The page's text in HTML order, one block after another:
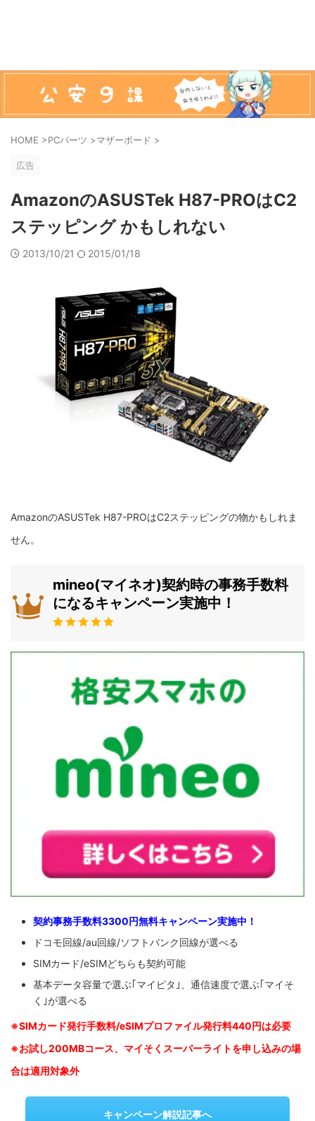
HOME >PCパーツ >マザーボード >
広告
AmazonのASUSTek H87-PROはC2
ステッピング かもしれない
2013/10/21 2015/01/18
AmazonのASUSTek H87-PROはC2ステッピングの物かもしれま
せん。
mineo(マイネオ)契約時の事務手数料
になるキャンペーン実施中！
契約事務手数料3300円無料キャンペーン実施中！
ドコモ回線/au回線/ソフトバンク回線が選べる
SIMカード/eSIMどちらも契約可能
基本データ容量で選ぶ｢マイピタ｣、通信速度で選ぶ｢マイそ
く｣が選べる
※SIMカード発行手数料/eSIMプロファイル発行料440円は必要
※お試し200MBコース、マイそくスーパーライトを申し込みの場
合は適用対象外
キャンペーン解説記事へ